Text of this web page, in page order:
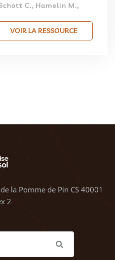
C., Hamelin M.,
VOIR LA RESSOURCE
la Pomme de Pin CS 40001
2